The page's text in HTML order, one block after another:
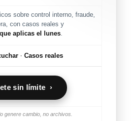
sobre control interno, fraude,
con casos reales y
aplicas el lunes.
· Casos reales
sin límite ›
genere cambio, no archivos.